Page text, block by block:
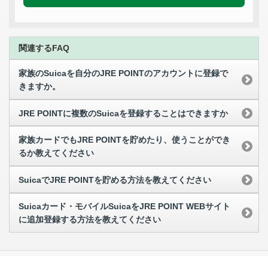
関連するFAQ
家族のSuicaを自分のJRE POINTのアカウントに登録で
きますか。
JRE POINTに複数のSuicaを登録することはできますか
家族カードでもJRE POINTを貯めたり、使うことができ
るか教えてください
SuicaでJRE POINTを貯める方法を教えてください
Suicaカード・モバイルSuicaをJRE POINT WEBサイト
に追加登録する方法を教えてください